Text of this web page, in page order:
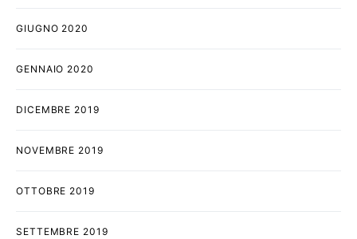
GIUGNO 2020
GENNAIO 2020
DICEMBRE 2019
NOVEMBRE 2019
OTTOBRE 2019
SETTEMBRE 2019